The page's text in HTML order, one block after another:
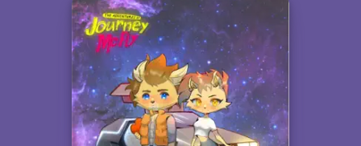
Novedades
Radio
Instalar Apple Music